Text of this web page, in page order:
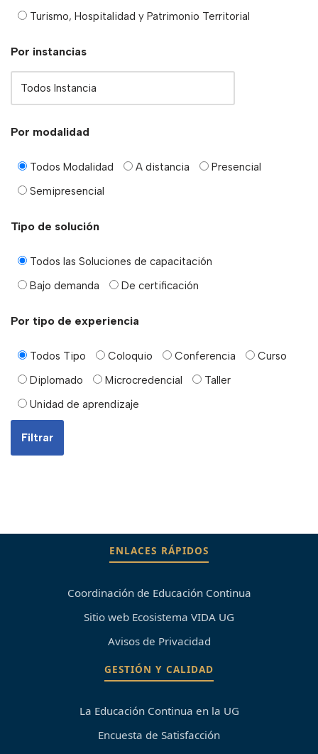
Turismo, Hospitalidad y Patrimonio Territorial
Por instancias
Por modalidad
Todos Modalidad A distancia
Presencial
Semipresencial
Tipo de solución
Todos las Soluciones de capacitación
Bajo demanda
De certificación
Por tipo de experiencia
Todos Tipo Coloquio Conferencia
Curso
Diplomado
Microcredencial
Taller
Unidad de aprendizaje
ENLACES RÁPIDOS
Coordinación de Educación Continua
Sitio web Ecosistema VIDA UG
Avisos de Privacidad
GESTIÓN Y CALIDAD
La Educación Continua en la UG
Encuesta de Satisfacción